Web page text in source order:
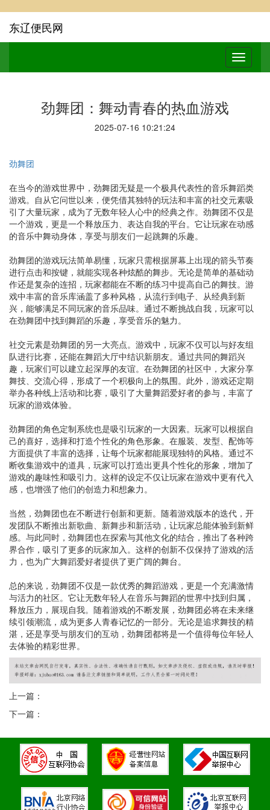
东辽便民网
劲舞团：舞动青春的热血游戏
2025-07-16 10:21:24
劲舞团
在当今的游戏世界中，劲舞团无疑是一个极具代表性的音乐舞蹈类
游戏。自从它问世以来，便凭借其独特的玩法和丰富的社交元素吸
引了大量玩家，成为了无数年轻人心中的经典之作。劲舞团不仅是
一个游戏，更是一个释放压力、表达自我的平台。它让玩家在动感
的音乐中舞动身体，享受与朋友们一起跳舞的乐趣。
劲舞团的游戏玩法简单易懂，玩家只需根据屏幕上出现的箭头节奏
进行点击和按键，就能实现各种炫酷的舞步。无论是简单的基础动
作还是复杂的连招，玩家都能在不断的练习中提高自己的舞技。游
戏中丰富的音乐库涵盖了多种风格，从流行到电子、从经典到新
兴，能够满足不同玩家的音乐品味。通过不断挑战自我，玩家可以
在劲舞团中找到舞蹈的乐趣，享受音乐的魅力。
社交元素是劲舞团的另一大亮点。游戏中，玩家不仅可以与好友组
队进行比赛，还能在舞蹈大厅中结识新朋友。通过共同的舞蹈兴
趣，玩家们可以建立起深厚的友谊。在劲舞团的社区中，大家分享
舞技、交流心得，形成了一个积极向上的氛围。此外，游戏还定期
举办各种线上活动和比赛，吸引了大量舞蹈爱好者的参与，丰富了
玩家的游戏体验。
劲舞团的角色定制系统也是吸引玩家的一大因素。玩家可以根据自
己的喜好，选择和打造个性化的角色形象。在服装、发型、配饰等
方面提供了丰富的选择，让每个玩家都能展现独特的风格。通过不
断收集游戏中的道具，玩家可以打造出更具个性化的形象，增加了
游戏的趣味性和吸引力。这样的设定不仅让玩家在游戏中更有代入
感，也增强了他们的创造力和想象力。
当然，劲舞团也在不断进行创新和更新。随着游戏版本的迭代，开
发团队不断推出新歌曲、新舞步和新活动，让玩家总能体验到新鲜
感。与此同时，劲舞团也在探索与其他文化的结合，推出了各种跨
界合作，吸引了更多的玩家加入。这样的创新不仅保持了游戏的活
力，也为广大舞蹈爱好者提供了更广阔的舞台。
总的来说，劲舞团不仅是一款优秀的舞蹈游戏，更是一个充满激情
与活力的社区。它让无数年轻人在音乐与舞蹈的世界中找到归属，
释放压力，展现自我。随着游戏的不断发展，劲舞团必将在未来继
续引领潮流，成为更多人青春记忆的一部分。无论是追求舞技的精
湛，还是享受与朋友们的互动，劲舞团都将是一个值得每位年轻人
去体验的精彩世界。
上一篇：
下一篇：